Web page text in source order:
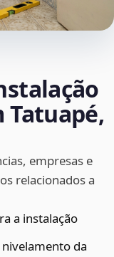
Tatuapé,
empresas e
relacionados a
a instalação
da